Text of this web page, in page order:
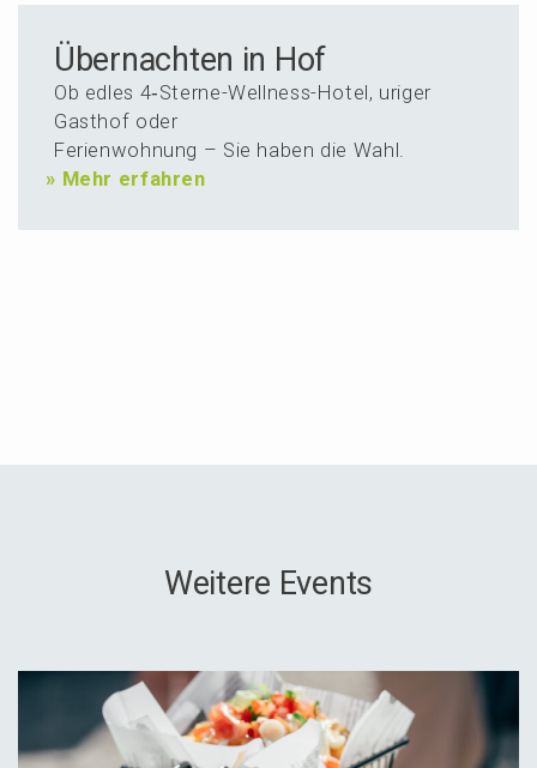
Über­nachten in Hof
Ob edles 4‑Ster­ne-Wellness-Hotel, uriger
Gasthof oder
Ferien­woh­nung – Sie haben die Wahl.
» Mehr erfahren
Weitere Events